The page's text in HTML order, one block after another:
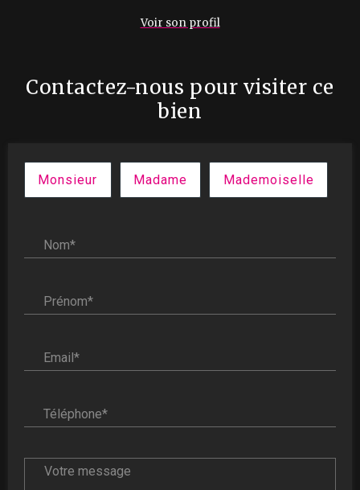
Voir son profil
Contactez-nous pour visiter ce
bien
Civilité :
Monsieur Madame Mademoiselle